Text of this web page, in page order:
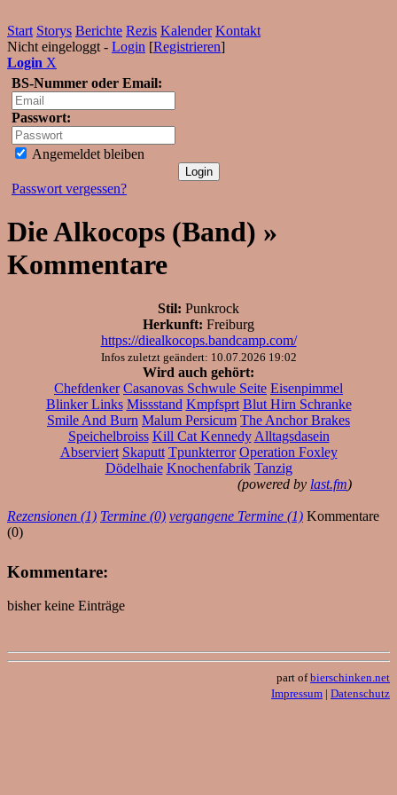
Start Storys Berichte Rezis Kalender Kontakt
Nicht eingeloggt - Login [Registrieren]
Login X
BS-Nummer oder Email:
Passwort:
Angemeldet bleiben
Passwort vergessen?
Die Alkocops (Band) »
Kommentare
Stil: Punkrock
Herkunft: Freiburg
https://diealkocops.bandcamp.com/
Infos zuletzt geändert: 10.07.2026 19:02
Wird auch gehört:
Chefdenker Casanovas Schwule Seite Eisenpimmel
Blinker Links Missstand Kmpfsprt Blut Hirn Schranke
Smile And Burn Malum Persicum The Anchor Brakes
Speichelbroiss Kill Cat Kennedy Alltagsdasein
Abserviert Skaputt Tpunkterror Operation Foxley
Dödelhaie Knochenfabrik Tanzig
(powered by last.fm)
Rezensionen (1) Termine (0) vergangene Termine (1) Kommentare
(0)
Kommentare:
bisher keine Einträge
part ofbierschinken.net
Impressum | Datenschutz